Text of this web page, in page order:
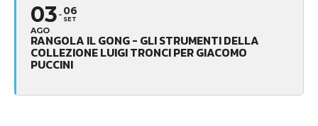
03
AGO
06
SET
RANGOLA IL GONG - GLI STRUMENTI DELLA
COLLEZIONE LUIGI TRONCI PER GIACOMO
PUCCINI